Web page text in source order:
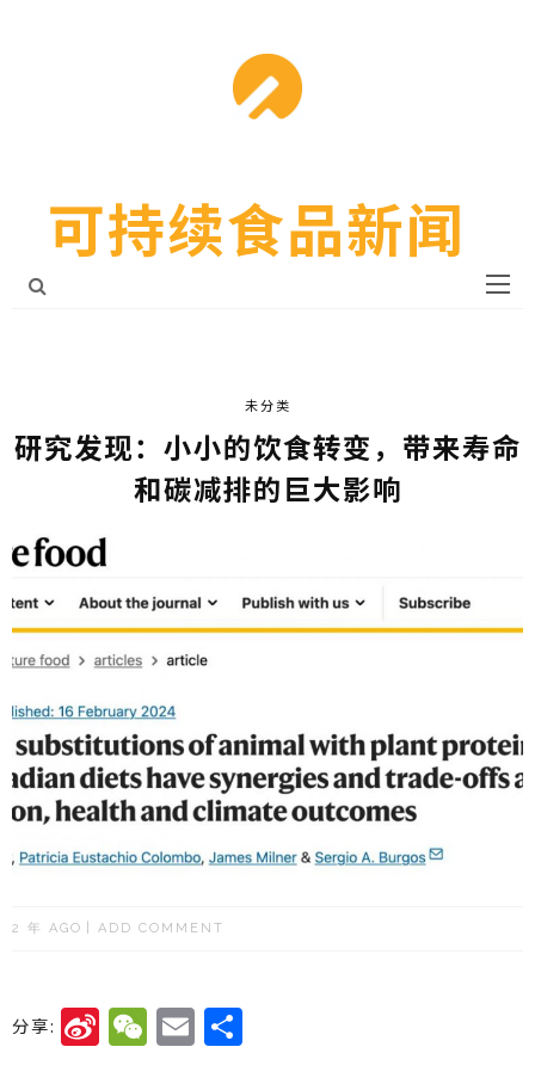
可持续食品新闻
未分类
研究发现：小小的饮食转变，带来寿命
和碳减排的巨大影响
2 年 AGO ADD COMMENT
分享: Si W E